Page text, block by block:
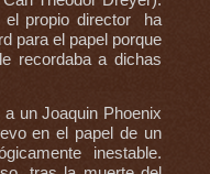
el propio director ha
para el papel porque
recordaba a dichas
un Joaquin Phoenix
en el papel de un
inestable.